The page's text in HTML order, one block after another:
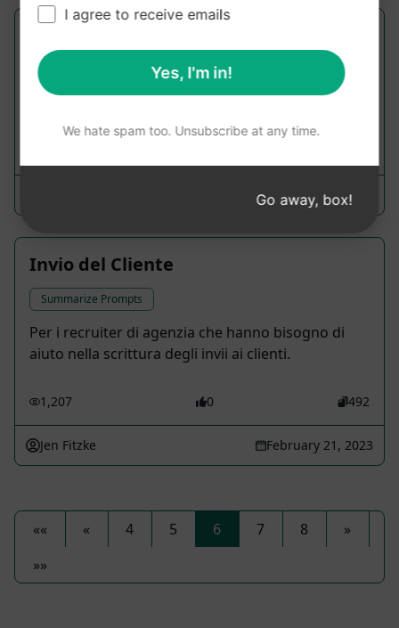
March 30, 2023
Invio del Cliente
Summarize Prompts
Per i recruiter di agenzia che hanno bisogno di
aiuto nella scrittura degli invii ai clienti.
1,207 0 492
Jen Fitzke February 21, 2023
«« « 4 5 6 7 8
»
»»
I agree to receive emails
Yes, I'm in!
We hate spam too. Unsubscribe at any time.
Go away, box!